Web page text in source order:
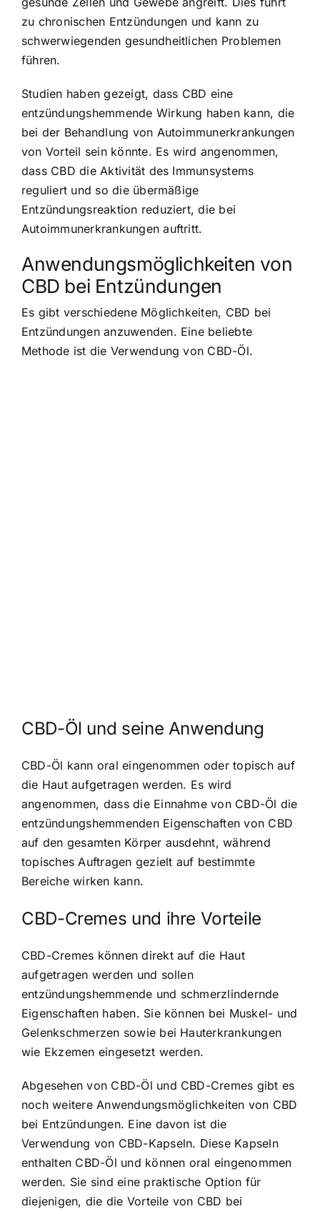
zu chronischen Entzündungen und kann zu
schwerwiegenden gesundheitlichen Problemen
führen.
Studien haben gezeigt, dass CBD eine
entzündungshemmende Wirkung haben kann, die
bei der Behandlung von Autoimmunerkrankungen
von Vorteil sein könnte. Es wird angenommen,
dass CBD die Aktivität des Immunsystems
reguliert und so die übermäßige
Entzündungsreaktion reduziert, die bei
Autoimmunerkrankungen auftritt.
Anwendungsmöglichkeiten von
CBD bei Entzündungen
Es gibt verschiedene Möglichkeiten, CBD bei
Entzündungen anzuwenden. Eine beliebte
Methode ist die Verwendung von CBD-Öl.
CBD-Öl und seine Anwendung
CBD-Öl kann oral eingenommen oder topisch auf
die Haut aufgetragen werden. Es wird
angenommen, dass die Einnahme von CBD-Öl die
entzündungshemmenden Eigenschaften von CBD
auf den gesamten Körper ausdehnt, während
topisches Auftragen gezielt auf bestimmte
Bereiche wirken kann.
CBD-Cremes und ihre Vorteile
CBD-Cremes können direkt auf die Haut
aufgetragen werden und sollen
entzündungshemmende und schmerzlindernde
Eigenschaften haben. Sie können bei Muskel- und
Gelenkschmerzen sowie bei Hauterkrankungen
wie Ekzemen eingesetzt werden.
Abgesehen von CBD-Öl und CBD-Cremes gibt es
noch weitere Anwendungsmöglichkeiten von CBD
bei Entzündungen. Eine davon ist die
Verwendung von CBD-Kapseln. Diese Kapseln
enthalten CBD-Öl und können oral eingenommen
werden. Sie sind eine praktische Option für
diejenigen, die die Vorteile von CBD bei